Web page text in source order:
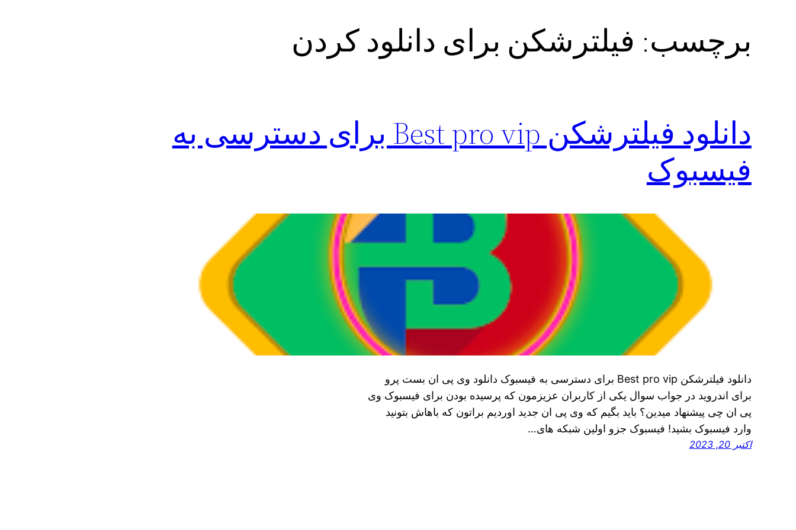
برچسب: فیلترشکن برای دانلود کردن
دانلود فیلترشکن Best pro vip برای دسترسی به
فیسبوک
دانلود فیلترشکن Best pro vip برای دسترسی به فیسبوک دانلود وی پی ان بست پرو
برای اندروید در جواب سوال یکی از کاربران عزیزمون که پرسیده بودن برای فیسبوک وی
پی ان چی پیشنهاد میدین؟ باید بگیم که وی پی ان جدید اوردیم براتون که باهاش بتونید
وارد فیسبوک بشید! فیسبوک جزو اولین شبکه های…
اکتبر 20, 2023